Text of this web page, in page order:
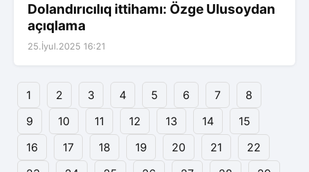
Dolandırıcılıq ittihamı: Özge Ulusoydan
açıqlama
25.İyul.2025 16:21
1 2 3 4 5 6 7
8
9
10 11 12 13 14
15
16
17 18 19 20 21
22